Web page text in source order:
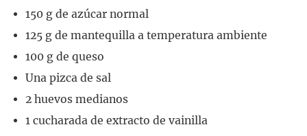
150 g de azúcar normal
125 g de mantequilla a temperatura ambiente
100 g de queso
Una pizca de sal
2 huevos medianos
1 cucharada de extracto de vainilla